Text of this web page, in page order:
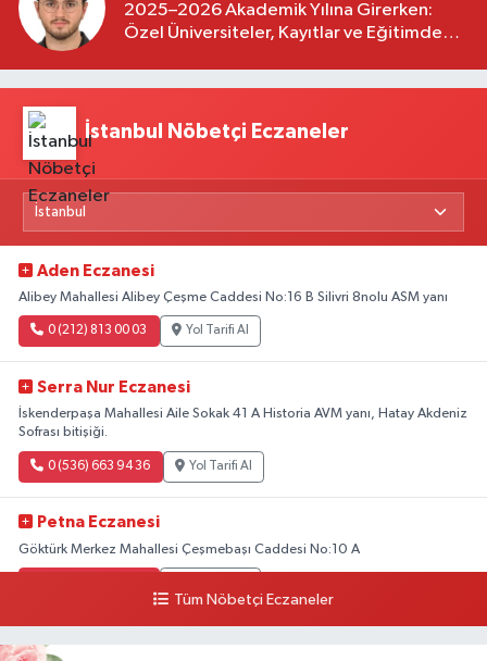
2025–2026 Akademik Yılına Girerken:
Özel Üniversiteler, Kayıtlar ve Eğitimde
İstanbul Nöbetçi Eczaneler
Aden Eczanesi
Alibey Mahallesi Alibey Çeşme Caddesi No:16 B Silivri 8nolu ASM yanı
0 (212) 813 00 03 Yol Tarifi Al
Serra Nur Eczanesi
İskenderpaşa Mahallesi Aile Sokak 41 A Historia AVM yanı, Hatay Akdeniz
Sofrası bitişiği.
0 (536) 663 94 36 Yol Tarifi Al
Petna Eczanesi
Göktürk Merkez Mahallesi Çeşmebaşı Caddesi No:10 A
Tüm Nöbetçi Eczaneler